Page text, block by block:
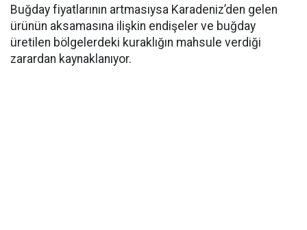
Buğday fiyatlarının artmasıysa Karadeniz’den gelen
ürünün aksamasına ilişkin endişeler ve buğday
üretilen bölgelerdeki kuraklığın mahsule verdiği
zarardan kaynaklanıyor.